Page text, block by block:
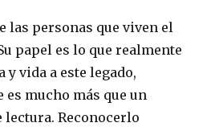
las personas que viven el
papel es lo que realmente
y vida a este legado,
es mucho más que un
Reconocerlo